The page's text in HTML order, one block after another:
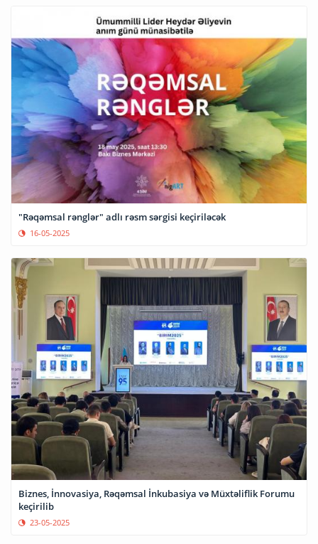
"Rəqəmsal rənglər" adlı rəsm sərgisi keçiriləcək
16-05-2025
Biznes, İnnovasiya, Rəqəmsal İnkubasiya və Müxtəliflik Forumu
keçirilib
23-05-2025